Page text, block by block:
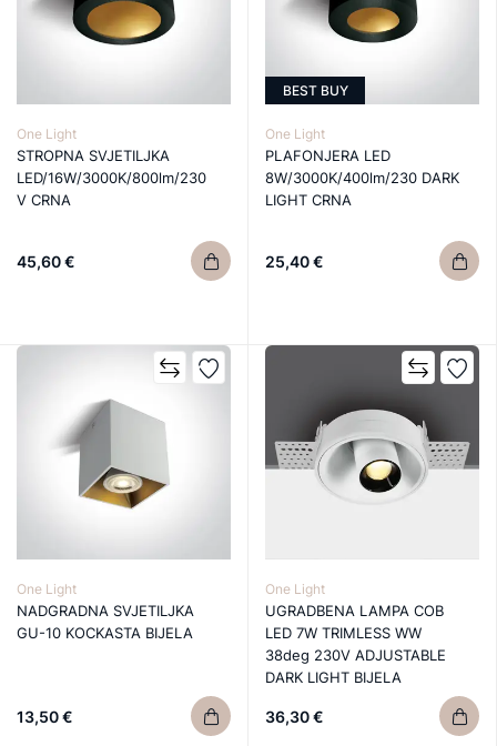
One Light
STROPNA SVJETILJKA
LED/16W/3000K/800lm/230
V CRNA
45,60 €
BEST BUY
One Light
PLAFONJERA LED
8W/3000K/400lm/230 DARK
LIGHT CRNA
25,40 €
One Light
NADGRADNA SVJETILJKA
GU-10 KOCKASTA BIJELA
13,50 €
One Light
UGRADBENA LAMPA COB
LED 7W TRIMLESS WW
38deg 230V ADJUSTABLE
DARK LIGHT BIJELA
36,30 €